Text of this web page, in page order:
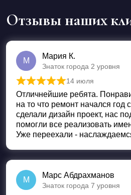
Отзывы наших
М
Мария К.
Знаток города 2 уровня
Оценка 5 из 5
14 июля
Отличнейшие ребята.
на то что ремонт начался год
сделали дизайн проект, нас
помогли все реализовать
Уже переехали -
М
Марс Абдрахманов
Знаток города 7 уровня